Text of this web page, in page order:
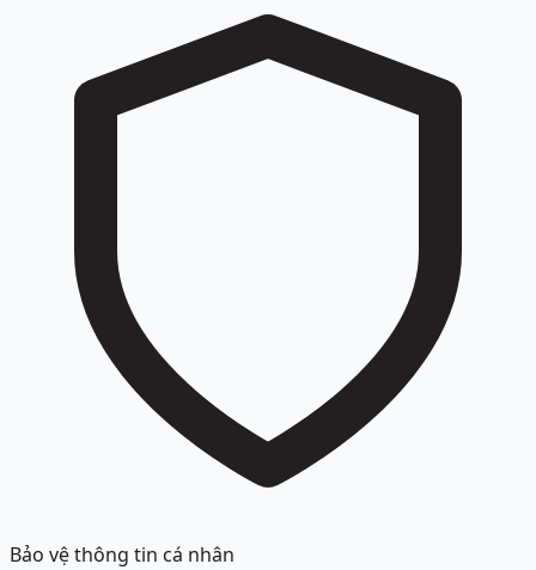
Bảo vệ thông tin cá nhân